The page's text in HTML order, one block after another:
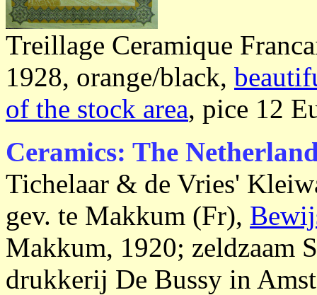
Treillage Ceramique
1928, orange/black,
of the stock area, pice 12
Ceramics: The
Tichelaar & de Vries'
gev. te Makkum (Fr),
Makkum, 1920; zeldzaam
drukkerij De Bussy in